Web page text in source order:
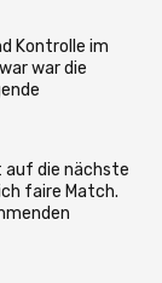
Kontrolle im
war die
auf die nächste
faire Match.